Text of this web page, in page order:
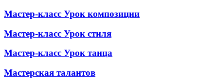
Мастер-класс Урок композиции
Мастер-класс Урок стиля
Мастер-класс Урок танца
Мастерская талантов